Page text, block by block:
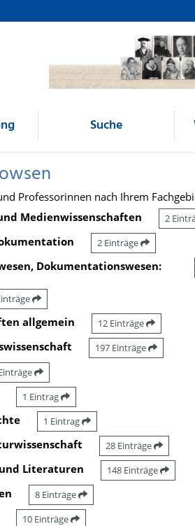
Suche
Professorinnen nach Ihrem
Medienwissenschaften
2
2 Einträge
Dokumentationswesen:
allgemein 12 Einträge
197 Einträge
1 Eintrag
1 Eintrag
28 Einträge
Literaturen 148 Einträge
8 Einträge
10 Einträge